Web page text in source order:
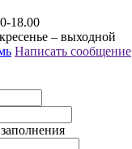
18.00
– выходной
Написать сообщение